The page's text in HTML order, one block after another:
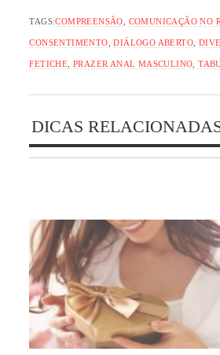
TAGS:COMPREENSÃO COMUNICAÇÃO NO
CONSENTIMENTO ,DIÁLOGO ABERTO
FETICHE ,PRAZER ANAL MASCULINO ,
DICAS